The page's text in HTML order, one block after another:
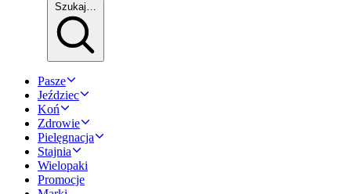
Szukaj…
Pasze
Jeździec
Koń
Zdrowie
Pielęgnacja
Stajnia
Wielopaki
Promocje